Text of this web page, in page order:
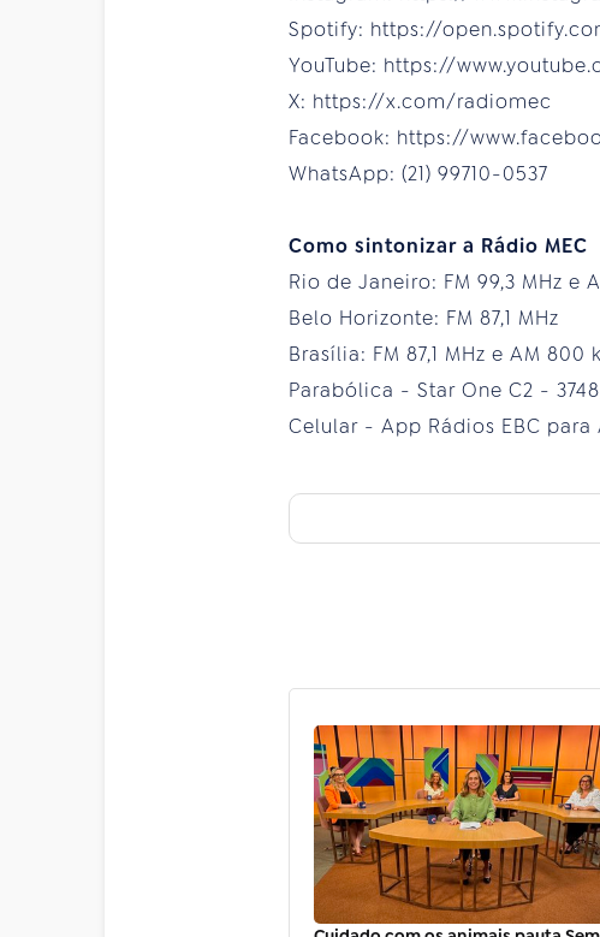
Spotify: https://
YouTube: https://
X: https://x.com/radiomec
Facebook: https://
WhatsApp: (21) 99710-0537
Como sintonizar a Rádio MEC
Rio de Janeiro: FM 99,3 MHz e
Belo Horizonte: FM 87,1 MHz
Brasília: FM 87,1 MHz e AM 800
Parabólica - Star One C2 -
Celular - App Rádios EBC para